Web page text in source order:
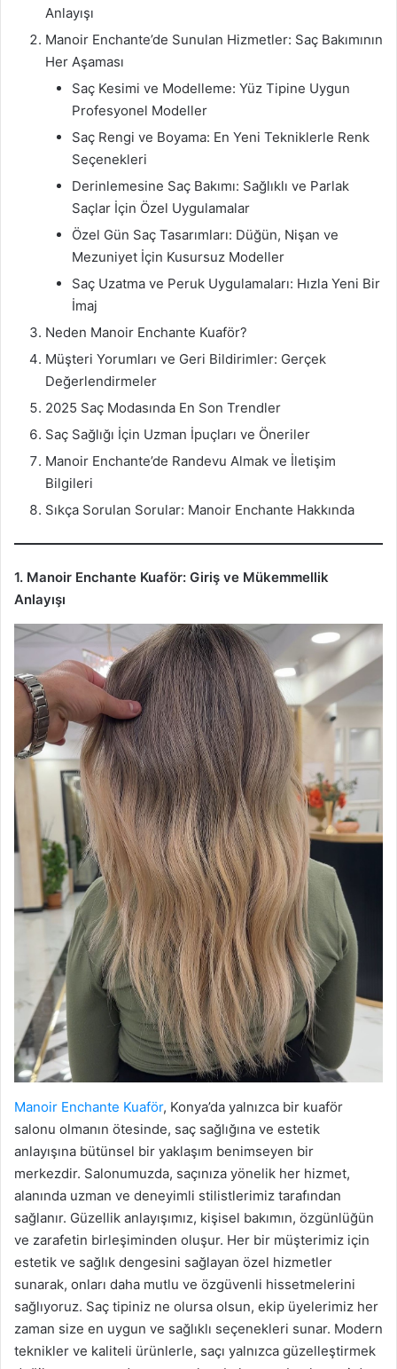
Anlayışı
Manoir Enchante’de Sunulan Hizmetler: Saç Bakımının
Her Aşaması
Saç Kesimi ve Modelleme: Yüz Tipine Uygun
Profesyonel Modeller
Saç Rengi ve Boyama: En Yeni Tekniklerle Renk
Seçenekleri
Derinlemesine Saç Bakımı: Sağlıklı ve Parlak
Saçlar İçin Özel Uygulamalar
Özel Gün Saç Tasarımları: Düğün, Nişan ve
Mezuniyet İçin Kusursuz Modeller
Saç Uzatma ve Peruk Uygulamaları: Hızla Yeni Bir
İmaj
Neden Manoir Enchante Kuaför?
Müşteri Yorumları ve Geri Bildirimler: Gerçek
Değerlendirmeler
2025 Saç Modasında En Son Trendler
Saç Sağlığı İçin Uzman İpuçları ve Öneriler
Manoir Enchante’de Randevu Almak ve İletişim
Bilgileri
Sıkça Sorulan Sorular: Manoir Enchante Hakkında
1. Manoir Enchante Kuaför: Giriş ve Mükemmellik
Anlayışı
Manoir Enchante Kuaför, Konya’da yalnızca bir kuaför
salonu olmanın ötesinde, saç sağlığına ve estetik
anlayışına bütünsel bir yaklaşım benimseyen bir
merkezdir. Salonumuzda, saçınıza yönelik her hizmet,
alanında uzman ve deneyimli stilistlerimiz tarafından
sağlanır. Güzellik anlayışımız, kişisel bakımın, özgünlüğün
ve zarafetin birleşiminden oluşur. Her bir müşterimiz için
estetik ve sağlık dengesini sağlayan özel hizmetler
sunarak, onları daha mutlu ve özgüvenli hissetmelerini
sağlıyoruz. Saç tipiniz ne olursa olsun, ekip üyelerimiz her
zaman size en uygun ve sağlıklı seçenekleri sunar. Modern
teknikler ve kaliteli ürünlerle, saçı yalnızca güzelleştirmek